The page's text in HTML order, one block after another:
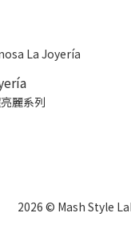
麗系列
2026 © Mash Style